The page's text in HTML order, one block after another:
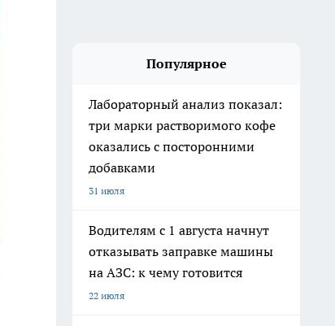
Популярное
Лабораторный анализ показал:
три марки растворимого кофе
оказались с посторонними
добавками
31 июля
Водителям с 1 августа начнут
отказывать заправке машины
на АЗС: к чему готовится
22 июля